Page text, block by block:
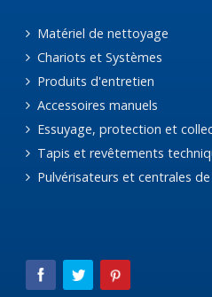
Matériel de nettoyage
Chariots et Systèmes
Produits d'entretien
Accessoires manuels
Essuyage, protection et
Tapis et revêtements
Pulvérisateurs et centrales